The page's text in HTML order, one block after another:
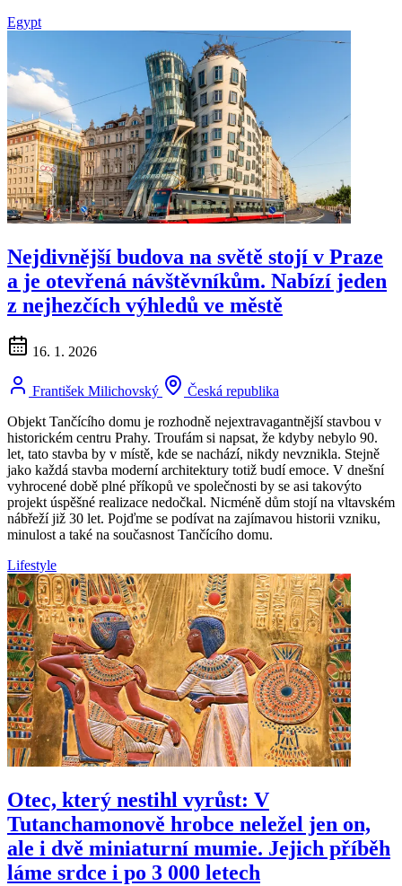
Egypt
Nejdivnější budova na světě stojí v Praze
a je otevřená návštěvníkům. Nabízí jeden
z nejhezčích výhledů ve městě
16. 1. 2026
František Milichovský
Česká republika
Objekt Tančícího domu je rozhodně nejextravagantnější stavbou v
historickém centru Prahy. Troufám si napsat, že kdyby nebylo 90.
let, tato stavba by v místě, kde se nachází, nikdy nevznikla. Stejně
jako každá stavba moderní architektury totiž budí emoce. V dnešní
vyhrocené době plné příkopů ve společnosti by se asi takovýto
projekt úspěšné realizace nedočkal. Nicméně dům stojí na vltavském
nábřeží již 30 let. Pojďme se podívat na zajímavou historii vzniku,
minulost a také na současnost Tančícího domu.
Lifestyle
Otec, který nestihl vyrůst: V
Tutanchamonově hrobce neležel jen on,
ale i dvě miniaturní mumie. Jejich příběh
láme srdce i po 3 000 letech